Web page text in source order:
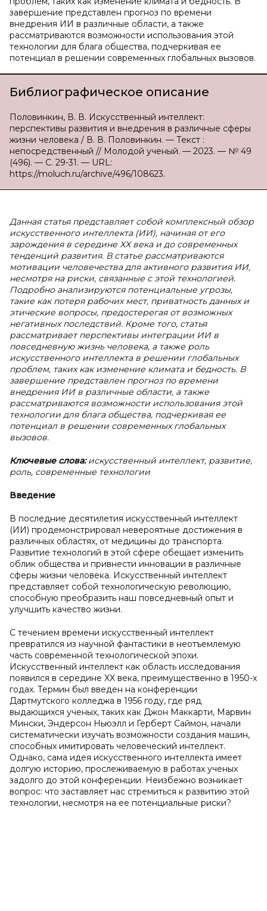
завершение представлен прогноз по времени
внедрения ИИ в различные области, а также
рассматриваются возможности использования этой
технологии для блага общества, подчеркивая ее
потенциал в решении современных глобальных вызовов.
Библиографическое описание
Половинкин, В. В. Искусственный интеллект:
перспективы развития и внедрения в различные сферы
жизни человека / В. В. Половинкин. — Текст :
непосредственный // Молодой ученый. — 2023. — № 49
(496). — С. 29-31. — URL:
https://moluch.ru/archive/496/108623.
Данная статья представляет собой комплексный обзор
искусственного интеллекта (ИИ), начиная от его
зарождения в середине XX века и до современных
тенденций развития. В статье рассматриваются
мотивации человечества для активного развития ИИ,
несмотря на риски, связанные с этой технологией.
Подробно анализируются потенциальные угрозы,
такие как потеря рабочих мест, приватность данных и
этические вопросы, предостерегая от возможных
негативных последствий. Кроме того, статья
рассматривает перспективы интеграции ИИ в
повседневную жизнь человека, а также роль
искусственного интеллекта в решении глобальных
проблем, таких как изменение климата и бедность. В
завершение представлен прогноз по времени
внедрения ИИ в различные области, а также
рассматриваются возможности использования этой
технологии для блага общества, подчеркивая ее
потенциал в решении современных глобальных
вызовов.
Ключевые слова:искусственный интеллект, развитие,
роль, современные технологии
Введение
В последние десятилетия искусственный интеллект
(ИИ) продемонстрировал невероятные достижения в
различных областях, от медицины до транспорта.
Развитие технологий в этой сфере обещает изменить
облик общества и привнести инновации в различные
сферы жизни человека. Искусственный интеллект
представляет собой технологическую революцию,
способную преобразить наш повседневный опыт и
улучшить качество жизни.
С течением времени искусственный интеллект
превратился из научной фантастики в неотъемлемую
часть современной технологической эпохи.
Искусственный интеллект как область исследования
появился в середине XX века, преимущественно в 1950-х
годах. Термин был введен на конференции
Дартмутского колледжа в 1956 году, где ряд
выдающихся ученых, таких как Джон Маккарти, Марвин
Мински, Эндерсон Ньюэлл и Герберт Саймон, начали
систематически изучать возможности создания машин,
способных имитировать человеческий интеллект.
Однако, сама идея искусственного интеллекта имеет
долгую историю, прослеживаемую в работах ученых
задолго до этой конференции. Неизбежно возникает
вопрос: что заставляет нас стремиться к развитию этой
технологии, несмотря на ее потенциальные риски?